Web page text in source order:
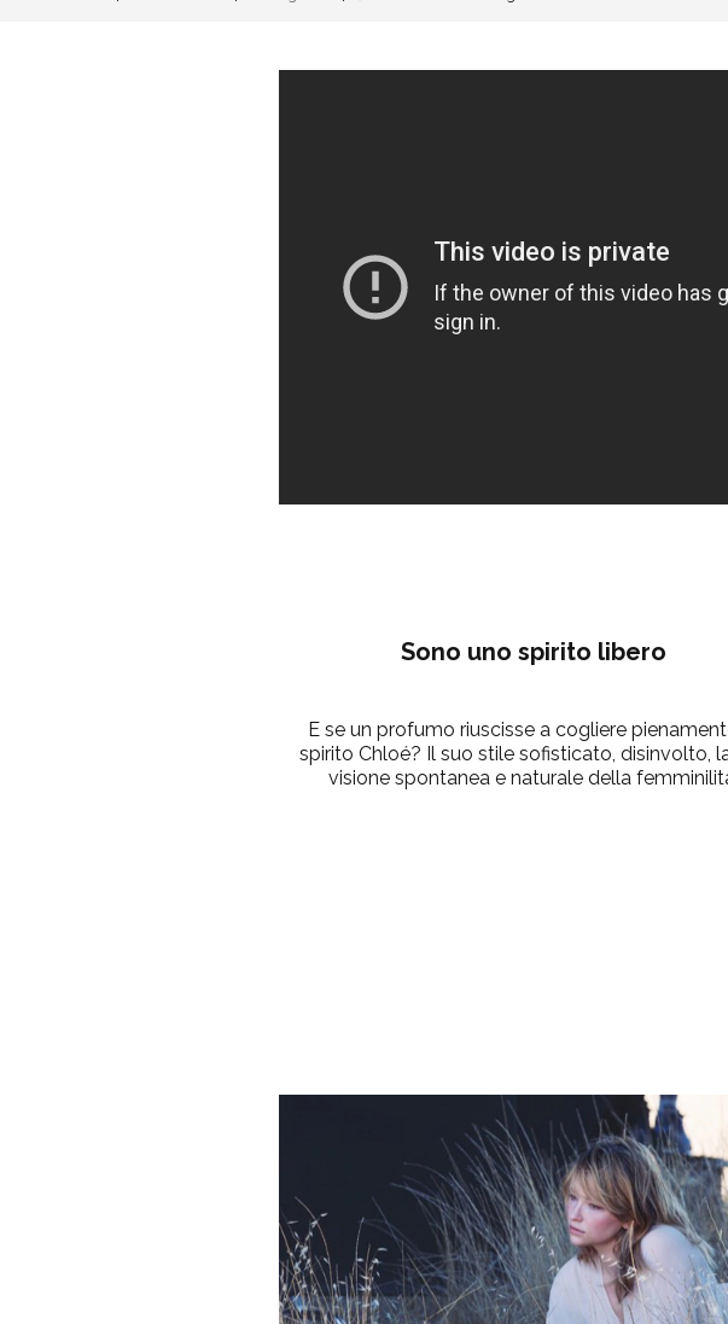
Sono uno spirito libero
E se un profumo riuscisse a cogliere
spirito Chloé? Il suo stile sofisticato, disinvolto,
visione spontanea e naturale della